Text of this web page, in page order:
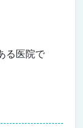
る医院で